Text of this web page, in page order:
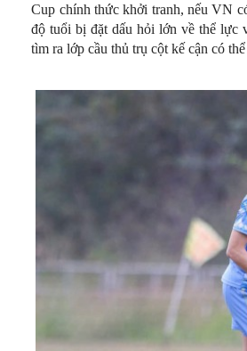
Cup chính thức khởi tranh, nếu VN
độ tuổi bị đặt dấu hỏi lớn về thể lực
tìm ra lớp cầu thủ trụ cột kế cận có